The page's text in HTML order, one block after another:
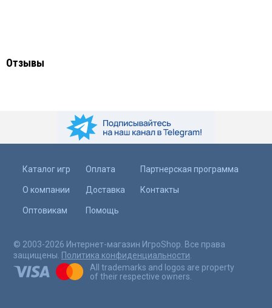
Отзывы
Каталог игр
О компании
Оптовикам
Оплата
Доставка
Помощь
Партнерская программа
Контакты
© 2003-2026 Интернет-магазин ИгроShop. Все права
защищены. Политика конфиденциальности
All trademarks and logos are property
of their respective owners.